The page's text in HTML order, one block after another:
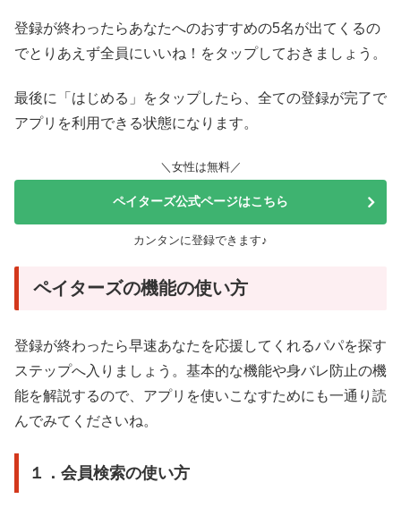
登録が終わったらあなたへのおすすめの5名が出てくるの
でとりあえず全員にいいね！をタップしておきましょう。
最後に「はじめる」をタップしたら、全ての登録が完了で
アプリを利用できる状態になります。
＼女性は無料／
ペイターズ公式ページはこちら
カンタンに登録できます♪
ペイターズの機能の使い方
登録が終わったら早速あなたを応援してくれるパパを探す
ステップへ入りましょう。基本的な機能や身バレ防止の機
能を解説するので、アプリを使いこなすためにも一通り読
んでみてくださいね。
１．会員検索の使い方